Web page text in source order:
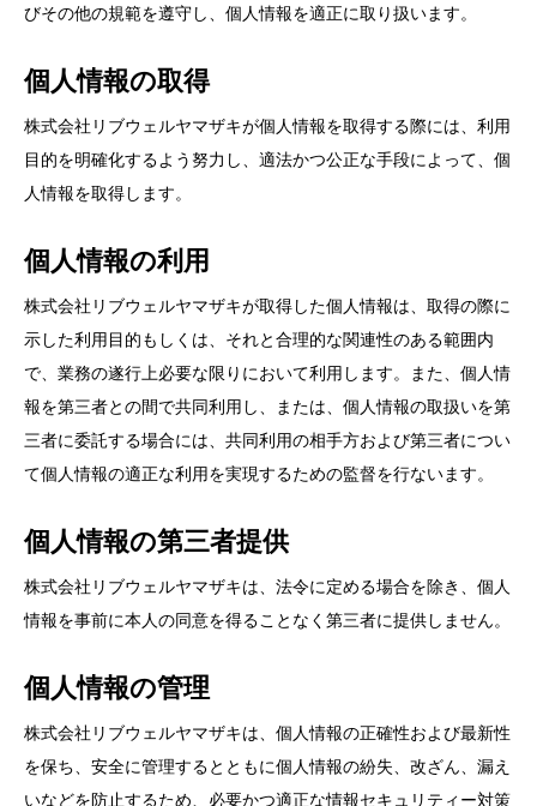
びその他の規範を遵守し、個人情報を適正に取り扱います。
個人情報の取得
株式会社リブウェルヤマザキが個人情報を取得する際には、利用
目的を明確化するよう努力し、適法かつ公正な手段によって、個
人情報を取得します。
個人情報の利用
株式会社リブウェルヤマザキが取得した個人情報は、取得の際に
示した利用目的もしくは、それと合理的な関連性のある範囲内
で、業務の遂行上必要な限りにおいて利用します。また、個人情
報を第三者との間で共同利用し、または、個人情報の取扱いを第
三者に委託する場合には、共同利用の相手方および第三者につい
て個人情報の適正な利用を実現するための監督を行ないます。
個人情報の第三者提供
株式会社リブウェルヤマザキは、法令に定める場合を除き、個人
情報を事前に本人の同意を得ることなく第三者に提供しません。
個人情報の管理
株式会社リブウェルヤマザキは、個人情報の正確性および最新性
を保ち、安全に管理するとともに個人情報の紛失、改ざん、漏え
いなどを防止するため、必要かつ適正な情報セキュリティー対策